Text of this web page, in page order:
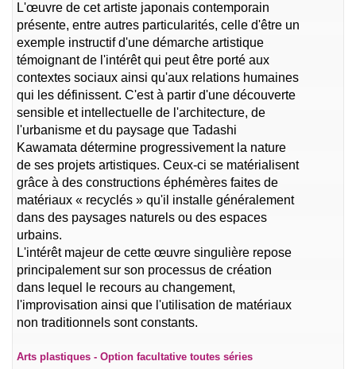
L'œuvre de cet artiste japonais contemporain
présente, entre autres particularités, celle d'être un
exemple instructif d'une démarche artistique
témoignant de l'intérêt qui peut être porté aux
contextes sociaux ainsi qu'aux relations humaines
qui les définissent. C'est à partir d'une découverte
sensible et intellectuelle de l'architecture, de
l'urbanisme et du paysage que Tadashi
Kawamata détermine progressivement la nature
de ses projets artistiques. Ceux-ci se matérialisent
grâce à des constructions éphémères faites de
matériaux « recyclés » qu'il installe généralement
dans des paysages naturels ou des espaces
urbains.
L'intérêt majeur de cette œuvre singulière repose
principalement sur son processus de création
dans lequel le recours au changement,
l'improvisation ainsi que l'utilisation de matériaux
non traditionnels sont constants.
Arts plastiques - Option facultative toutes séries